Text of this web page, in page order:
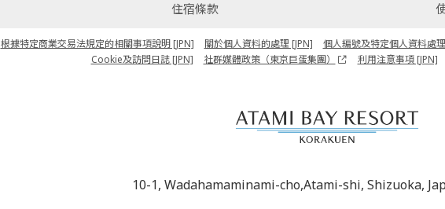
住宿條款
根據特定商業交易法規定的相關事項說明 [JPN] 關於個人資料的處理 [JPN] 個人編號及特定個人資料處
Cookie及訪問日誌 [JPN]
社群媒體政策（東京巨蛋集團） 利用注意事項 [JPN]
10-1, Wadahamaminami-cho,Atami-shi, Shizuoka,